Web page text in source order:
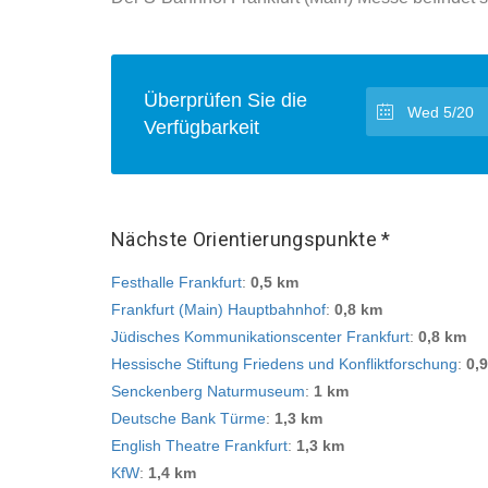
Überprüfen Sie die
Verfügbarkeit
Nächste Orientierungspunkte *
Festhalle Frankfurt: 0,5 km
Frankfurt (Main) Hauptbahnhof: 0,8 km
Jüdisches Kommunikationscenter Frankfurt: 0,8 km
Hessische Stiftung Friedens und Konfliktforschung:
Senckenberg Naturmuseum: 1 km
Deutsche Bank Türme: 1,3 km
English Theatre Frankfurt: 1,3 km
KfW: 1,4 km